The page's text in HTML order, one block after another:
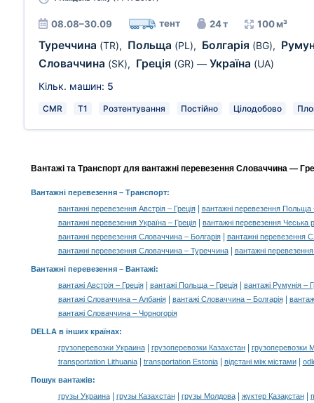
08.08–30.09 тент 24 т 100 м³
Туреччина (TR), Польща (PL), Болгарія (BG),
Словаччина (SK), Греція (GR) — Україна (UA)
Кільк. машин: 5
CMR T1 Розтентування Постійно Цілодобово
Вантажі та Транспорт для вантажні перевезення Словаччина —
Вантажні перевезення– Транспорт:
вантажні перевезення Австрія – Греція|
вантажні перевезення Польща
вантажні перевезення Україна – Греція|
вантажні перевезення Чеська
вантажні перевезення Словаччина – Болгарія|
вантажні перевезення
вантажні перевезення Словаччина – Туреччина| вантажні
Вантажні перевезення – Вантажі:
вантажі Австрія – Греція| вантажі Польща – Греція|
вантажі Румунія –
вантажі Словаччина – Албанія| вантажі Словаччина – Болгарія|
вантажі Словаччина – Чорногорія
DELLA в інших країнах:
грузоперевозки Украина| грузоперевозки Казахстан|
грузоперевозки
transportation Lithuania| transportation Estonia| відстані між містами|
Пошук вантажів:
грузы Украина| грузы Казахстан| грузы Молдова| жүктер Қазақстан|